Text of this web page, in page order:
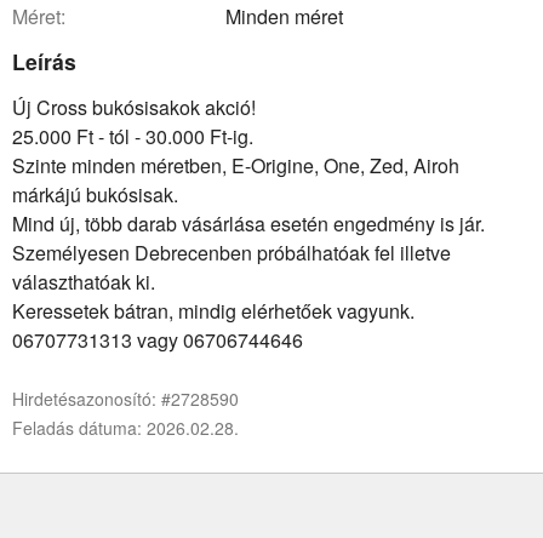
méret: Minden méret
Leírás
Új Cross bukósisakok akció!
25.000 Ft - tól - 30.000 Ft-ig.
Szinte minden méretben, E-Origine, One, Zed, Airoh
márkájú bukósisak.
Mind új, több darab vásárlása esetén engedmény is jár.
Személyesen Debrecenben próbálhatóak fel illetve
választhatóak ki.
Keressetek bátran, mindig elérhetőek vagyunk.
06707731313 vagy 06706744646
Hirdetésazonosító: #2728590
Feladás dátuma: 2026.02.28.